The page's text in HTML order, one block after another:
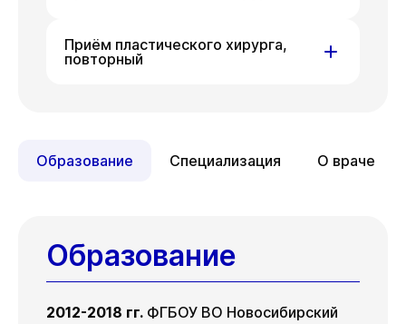
ул. Писарева,
д. 68
ул. Гоголя,
Вы можете связаться
03.
Приём пластического хирурга,
повторный
На данный момент запись
с администратором клиники
по номеру телефона+7 383 209-03-
03
Образование Специализация О враче
Образование
2012-2018 гг. ФГБОУ ВО Новосибирский